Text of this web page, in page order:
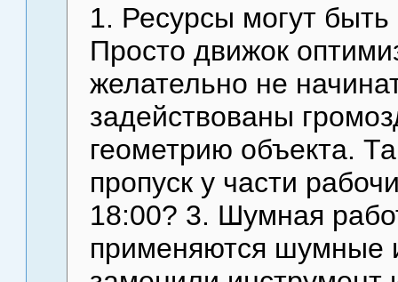
1. Ресурсы могут
Просто движок
желательно не
задействованы
геометрию объекта.
пропуск у части
18:00? 3. Шумная
применяются шумные